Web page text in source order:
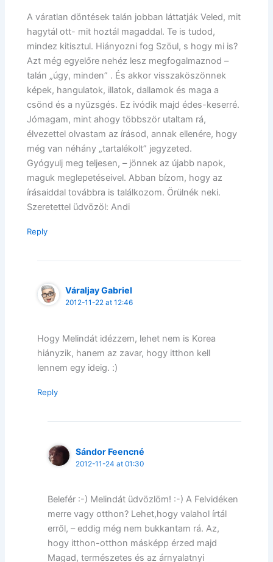
A váratlan döntések talán jobban láttatják Veled, mit
hagytál ott- mit hoztál magaddal. Te is tudod,
mindez kitisztul. Hiányozni fog Szöul, s hogy mi is?
Azt még egyelőre nehéz lesz megfogalmaznod –
talán „úgy, minden” . És akkor visszaköszönnek
képek, hangulatok, illatok, dallamok és maga a
csönd és a nyüzsgés. Ez ivódik majd édes-keserré.
Jómagam, mint ahogy többször utaltam rá,
élvezettel olvastam az írásod, annak ellenére, hogy
még van néhány „tartalékolt” jegyzeted.
Gyógyulj meg teljesen, – jönnek az újabb napok,
maguk meglepetéseivel. Abban bízom, hogy az
írásaiddal továbbra is találkozom. Örülnék neki.
Szeretettel üdvözöl: Andi
Reply
Váraljay Gabriel
2012-11-22 at 12:46
Hogy Melindát idézzem, lehet nem is Korea
hiányzik, hanem az zavar, hogy itthon kell
lennem egy ideig. :)
Reply
Sándor Feencné
2012-11-24 at 01:30
Belefér :-) Melindát üdvözlöm! :-) A Felvidéken
merre vagy otthon? Lehet,hogy valahol írtál
erről, – eddig még nem bukkantam rá. Az,
hogy itthon-otthon másképp érzed majd
Magad, természetes és az árnyalatnyi